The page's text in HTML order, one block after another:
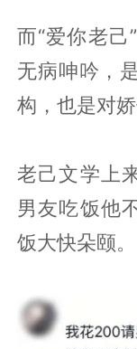
而“爱你老己
无病呻吟，
构，也是对
老己文学上
男友吃饭他
饭大快朵颐。